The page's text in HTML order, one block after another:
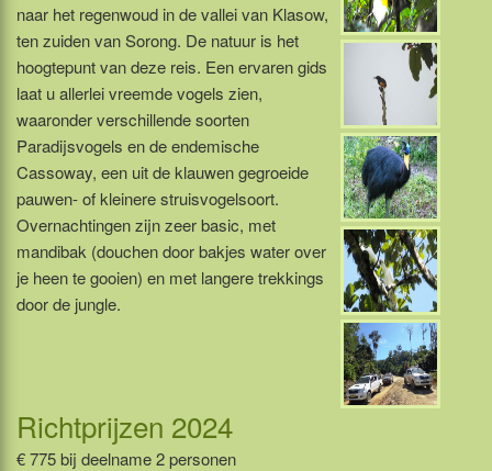
naar het regenwoud in de vallei van Klasow,
ten zuiden van Sorong. De natuur is het
hoogtepunt van deze reis. Een ervaren gids
laat u allerlei vreemde vogels zien,
waaronder verschillende soorten
Paradijsvogels en de endemische
Cassoway, een uit de klauwen gegroeide
pauwen- of kleinere struisvogelsoort.
Overnachtingen zijn zeer basic, met
mandibak (douchen door bakjes water over
je heen te gooien) en met langere trekkings
door de jungle.
Richtprijzen 2024
€ 775 bij deelname 2 personen